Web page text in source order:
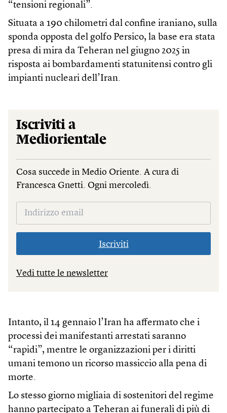
“tensioni regionali”.
Situata a 190 chilometri dal confine iraniano, sulla
sponda opposta del golfo Persico, la base era stata
presa di mira da Teheran nel giugno 2025 in
risposta ai bombardamenti statunitensi contro gli
impianti nucleari dell’Iran.
Iscriviti a
Mediorientale
Cosa succede in Medio Oriente. A cura di
Francesca Gnetti. Ogni mercoledì.
Iscriviti
Vedi tutte le newsletter
Intanto, il 14 gennaio l’Iran ha affermato che i
processi dei manifestanti arrestati saranno
“rapidi”, mentre le organizzazioni per i diritti
umani temono un ricorso massiccio alla pena di
morte.
Lo stesso giorno migliaia di sostenitori del regime
hanno partecipato a Teheran ai funerali di più di